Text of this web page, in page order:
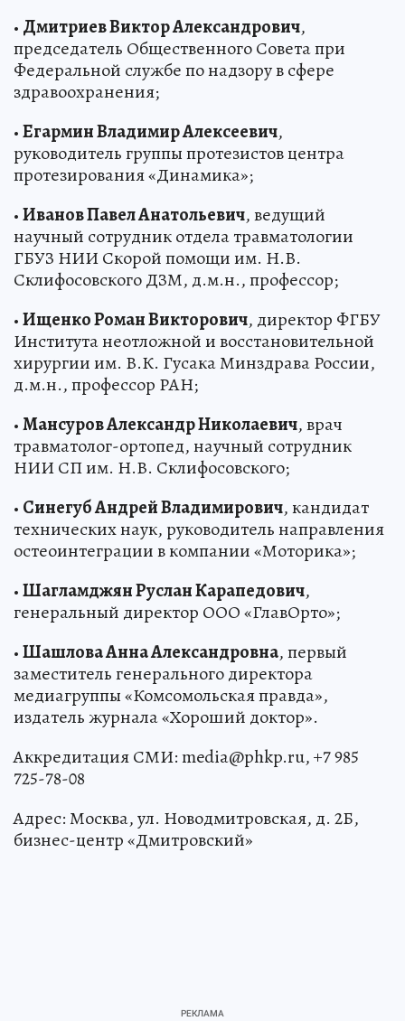
• Дмитриев Виктор Александрович,
председатель Общественного Совета при
Федеральной службе по надзору в сфере
здравоохранения;
•Егармин Владимир Алексеевич,
руководитель группы протезистов центра
протезирования «Динамика»;
•Иванов Павел Анатольевич, ведущий
научный сотрудник отдела травматологии
ГБУЗ НИИ Скорой помощи им. Н.В.
Склифосовского ДЗМ, д.м.н., профессор;
•Ищенко Роман Викторович, директор ФГБУ
Института неотложной и восстановительной
хирургии им. В.К. Гусака Минздрава России,
д.м.н., профессор РАН;
•Мансуров Александр Николаевич, врач
травматолог-ортопед, научный сотрудник
НИИ СП им. Н.В. Склифосовского;
• Синегуб Андрей Владимирович, кандидат
технических наук, руководитель направления
остеоинтеграции в компании «Моторика»;
•Шагламджян Руслан Карапедович,
генеральный директор ООО «ГлавОрто»;
•Шашлова Анна Александровна, первый
заместитель генерального директора
медиагруппы «Комсомольская правда»,
издатель журнала «Хороший доктор».
Аккредитация СМИ: media@phkp.ru, +7 985
725-78-08
Адрес: Москва, ул. Новодмитровская, д. 2Б,
бизнес-центр «Дмитровский»